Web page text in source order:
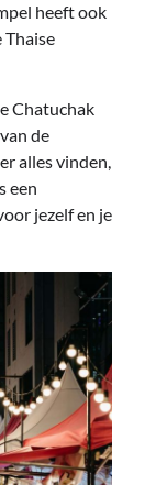
heeft ook
Thaise
Chatuchak
de
alles vinden,
een
jezelf en je